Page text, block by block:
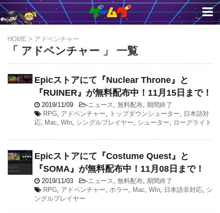
HOME > アドベンチャー
「 アドベンチャー 」 一覧
Epicストアにて『Nuclear Throne』と
『RUINER』が無料配布中！11月15日まで！
2019/11/09 -ニュース , 無料配布, 期間終了
RPG, アドベンチャー, トップダウンシューター, 日本語対
応, Mac, WIn, シングルプレイヤー, シューター, ローグライト
Epicストアにて『Costume Quest』と
『SOMA』が無料配布中！11月08日まで！
2019/11/03 -ニュース , 無料配布, 期間終了
RPG, アドベンチャー, ホラー, Mac, WIn, 日本語非対応, シ
ングルプレイヤー